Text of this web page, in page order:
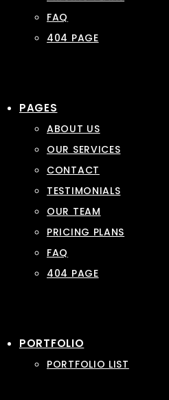
FAQ
404 PAGE
PAGES
ABOUT US
OUR SERVICES
CONTACT
TESTIMONIALS
OUR TEAM
PRICING PLANS
FAQ
404 PAGE
PORTFOLIO
PORTFOLIO LIST